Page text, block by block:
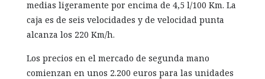
medias ligeramente por encima de 4,5 l/100 Km. La
caja es de seis velocidades y de velocidad punta
alcanza los 220 Km/h.
Los precios en el mercado de segunda mano
comienzan en unos 2.200 euros para las unidades